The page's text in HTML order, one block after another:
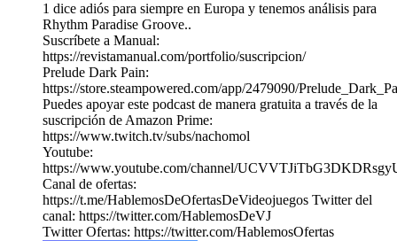
1 dice adiós para siempre en Europa y tenemos análisis para
Rhythm Paradise Groove..
Suscríbete a Manual:
https://revistamanual.com/portfolio/suscripcion/
Prelude Dark Pain:
https://store.steampowered.com/app/2479090/
Puedes apoyar este podcast de manera gratuita a través de la
suscripción de Amazon Prime:
https://www.twitch.tv/subs/nachomol
Youtube:
https://www.youtube.com/channel/
Canal de ofertas:
https://t.me/HablemosDeOfertasDeVideojuegos Twitter del
canal: https://twitter.com/HablemosDeVJ
Twitter Ofertas: https://twitter.com/HablemosOfertas